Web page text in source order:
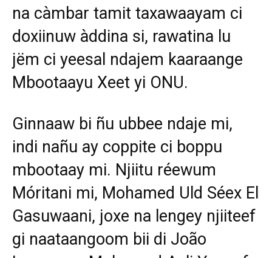
na càmbar tamit taxawaayam ci
doxiinuw àddina si, rawatina lu
jëm ci yeesal ndajem kaaraange
Mbootaayu Xeet yi ONU.
Ginnaaw bi ñu ubbee ndaje mi,
indi nañu ay coppite ci boppu
mbootaay mi. Njiitu réewum
Móritani mi, Mohamed Uld Séex El
Gasuwaani, joxe na lengey njiiteef
gi naataangoom bii di João